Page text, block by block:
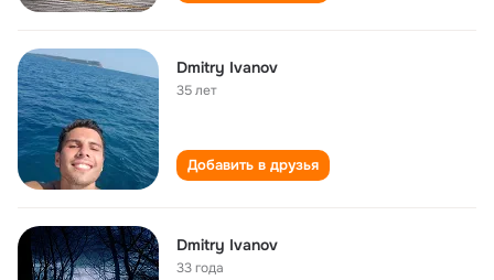
Dmitry Ivanov
35 лет
Добавить в друзья
Dmitry Ivanov
33 года